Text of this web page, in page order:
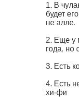
1. В
будет
не алле.
2. Еще у
года, но
3. Есть
4. Есть
хи-фи